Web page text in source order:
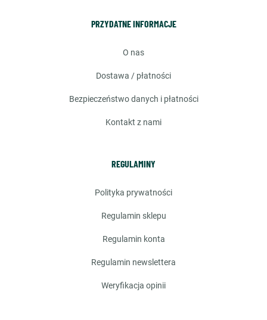
PRZYDATNE INFORMACJE
o nas
dostawa / płatności
bezpieczeństwo danych i płatności
kontakt z nami
REGULAMINY
polityka prywatności
regulamin sklepu
regulamin konta
regulamin newslettera
weryfikacja opinii